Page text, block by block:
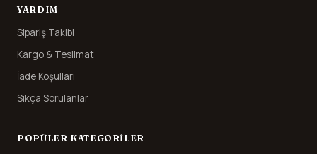
YARDIM
Sipariş Takibi
Kargo & Teslimat
İade Koşulları
Sıkça Sorulanlar
POPÜLER KATEGORILER